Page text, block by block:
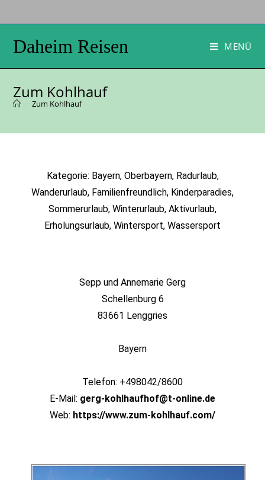
Daheim Reisen MENÜ
Zum Kohlhauf
Zum Kohlhauf
Kategorie: Bayern, Oberbayern, Radurlaub,
Wanderurlaub, Familienfreundlich, Kinderparadies,
Sommerurlaub, Winterurlaub, Aktivurlaub,
Erholungsurlaub, Wintersport, Wassersport
Sepp und Annemarie Gerg
Schellenburg 6
83661 Lenggries
Bayern
Telefon: +498042/8600
E-Mail: gerg-kohlhaufhof@t-online.de
Web: https://www.zum-kohlhauf.com/